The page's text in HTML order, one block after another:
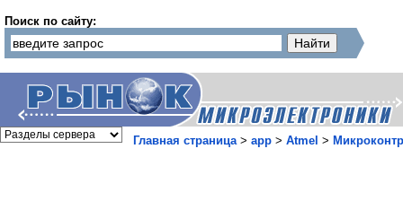
Поиск по сайту:
Главная страница> app > Atmel >